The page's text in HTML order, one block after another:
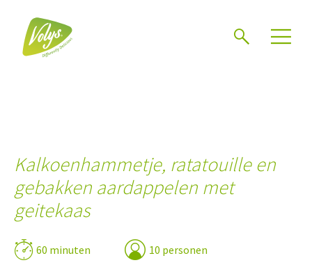
Kalkoenhammetje, ratatouille en
gebakken aardappelen met
geitekaas
60 minuten 10 personen